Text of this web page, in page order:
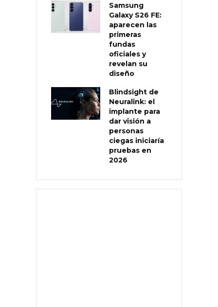
Samsung
Galaxy S26 FE:
aparecen las
primeras
fundas
oficiales y
revelan su
diseño
Blindsight de
Neuralink: el
implante para
dar visión a
personas
ciegas iniciaría
pruebas en
2026